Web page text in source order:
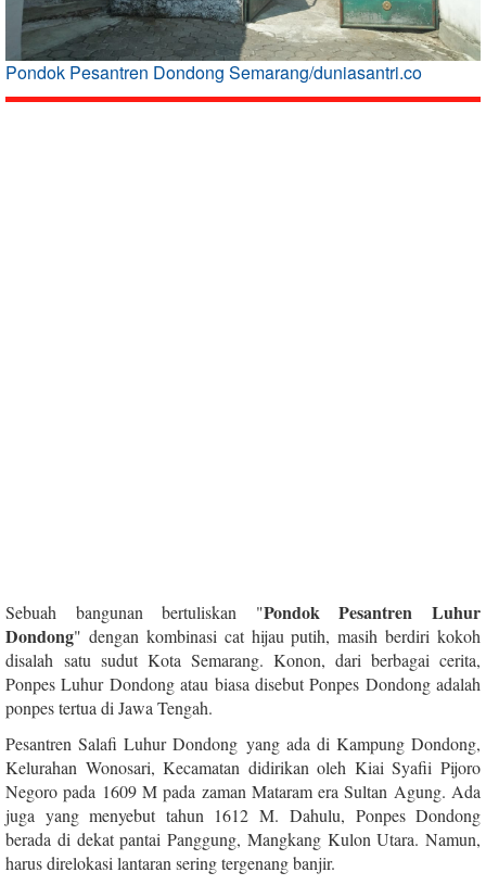
Pondok Pesantren Dondong Semarang/duniasantri.co
Sebuah bangunan bertuliskan "Pondok Pesantren Luhur
Dondong" dengan kombinasi cat hijau putih, masih berdiri kokoh
disalah satu sudut Kota Semarang.Konon, dari berbagai cerita,
Ponpes Luhur Dondong atau biasa disebut Ponpes Dondong adalah
ponpes tertua di Jawa Tengah.
Pesantren Salafi Luhur Dondong yang ada di Kampung Dondong,
Kelurahan Wonosari, Kecamatan didirikan oleh Kiai Syafii Pijoro
Negoro pada 1609 M pada zaman Mataram era Sultan Agung. Ada
juga yang menyebut tahun 1612 M. Dahulu, Ponpes Dondong
berada di dekat pantai Panggung, Mangkang Kulon Utara. Namun,
harus direlokasi lantaran sering tergenang banjir.